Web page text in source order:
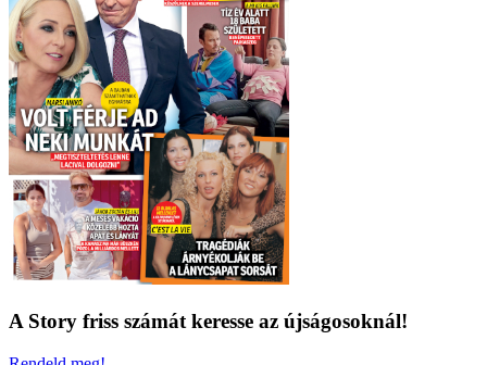
A Story friss számát keresse az újságosoknál!